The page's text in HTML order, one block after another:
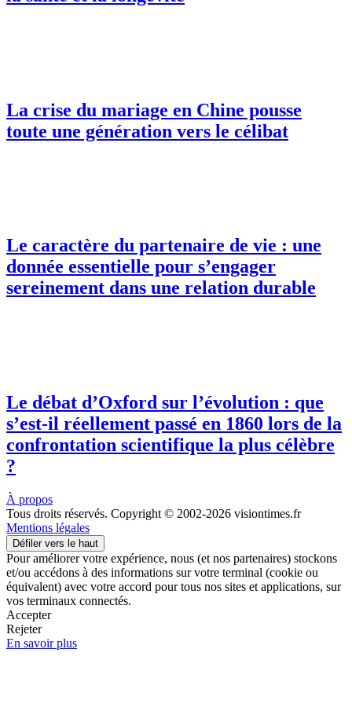
La crise du mariage en Chine pousse
toute une génération vers le célibat
Le caractère du partenaire de vie : une
donnée essentielle pour s’engager
sereinement dans une relation durable
Le débat d’Oxford sur l’évolution : que
s’est-il réellement passé en 1860 lors de la
confrontation scientifique la plus célèbre
?
À propos
Tous droits réservés. Copyright © 2002-2026 visiontimes.fr
Mentions légales
Défiler vers le haut
Pour améliorer votre expérience, nous (et nos partenaires) stockons
et/ou accédons à des informations sur votre terminal (cookie ou
équivalent) avec votre accord pour tous nos sites et applications, sur
vos terminaux connectés.
Accepter
Rejeter
En savoir plus